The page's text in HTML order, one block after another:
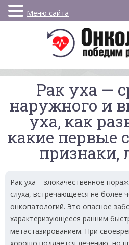
Рак уха —
наружного и
уха, как
какие первые
признаки,
Рак уха – злокачественное
слуха, встречающееся не более
онкопатологий. Это опасное
характеризующееся ранним
метастазированием. При
Меню сайта